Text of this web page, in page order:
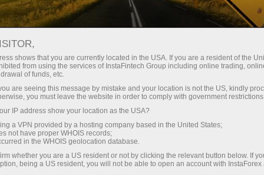
Трейдерам Форекс аналитика Фотоновости
15:14 2015-12-07
ВИЗИТ ДЖО БАЙДЕНА В КИЕВ
счет
shows that you are currently located in the USA. If you are a resident of the
from using the services of InstaFintech Group including online trading,
of funds, etc.
are seeing this message by mistake and your location is not the US, kindly
you must leave the website in order to comply with government
IP address show your location as the USA?
a VPN provided by a hosting company based in the United States;
not have proper WHOIS records;
in the WHOIS geolocation database.
whether you are a US resident or not by clicking the relevant button below. If
being a US resident, you will not be able to open an account with InstaForex